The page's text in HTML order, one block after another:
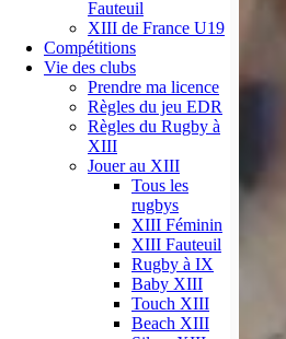
Fauteuil
XIII de France U19
Compétitions
Vie des clubs
Prendre ma licence
Règles du jeu EDR
Règles du Rugby à
XIII
Jouer au XIII
Tous les
rugbys
XIII Féminin
XIII Fauteuil
Rugby à IX
Baby XIII
Touch XIII
Beach XIII